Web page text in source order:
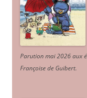
Parution mai 2026 aux
Françoise de Guibert.